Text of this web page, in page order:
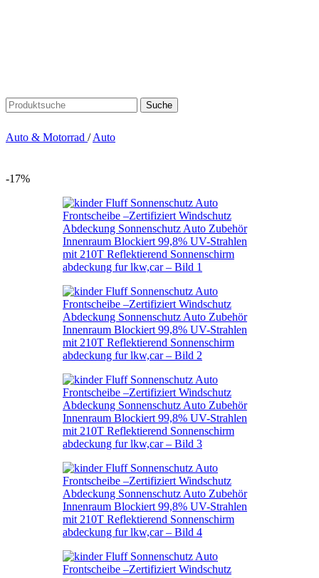
Suche
Auto & Motorrad / Auto
-17%